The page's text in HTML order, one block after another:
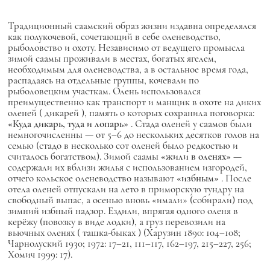
Традиционный саамский образ жизни издавна определялся
как полукочевой, сочетающий в себе оленеводство,
рыболовство и охоту. Независимо от ведущего промысла
зимой саамы проживали в местах, богатых ягелем,
необходимым для оленеводства, а в остальное время года,
распадаясь на отдельные группы, кочевали по
рыболовецким участкам. Олень использовался
преимущественно как транспорт и манщик в охоте на диких
оленей (дикарей ), память о которых сохранила поговорка:
«Куда дикарь, туда и лопарь» . Стада оленей у саамов были
немногочисленны — от 5–6 до нескольких десятков голов на
семью (стадо в несколько сот оленей было редкостью и
считалось богатством). Зимой саамы «жили в оленях» —
содержали их вблизи жилья с использованием изгородей,
отчего кольское оленеводство называют «избным» . После
отела оленей отпускали на лето в приморскую тундру на
свободный выпас, а осенью вновь «имали» (собирали) под
зимний избный надзор. Ездили, впрягая одного оленя в
керёжу (повозку в виде лодки), а груз перевозили на
вьючных оленях (ташка-быках ) (Харузин 1890: 104–108;
Чарнолуский 1930; 1972: 17–21, 111–117, 162–197, 215–227, 256;
Хомич 1999: 17).